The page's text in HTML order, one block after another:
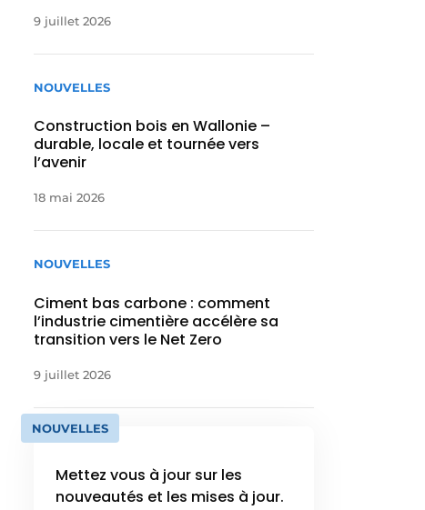
9 juillet 2026
NOUVELLES
Construction bois en Wallonie –
durable, locale et tournée vers
l’avenir
18 mai 2026
NOUVELLES
Ciment bas carbone : comment
l’industrie cimentière accélère sa
transition vers le Net Zero
9 juillet 2026
NOUVELLES
Mettez vous à jour sur les
nouveautés et les mises à jour.